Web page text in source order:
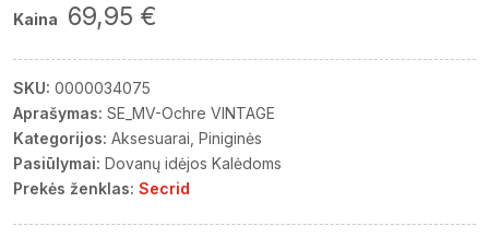
Kaina 69,95 €
SKU: 0000034075
Aprašymas: SE_MV-Ochre VINTAGE
Kategorijos: Aksesuarai Piniginės
Pasiūlymai: Dovanų idėjos Kalėdoms
Prekės ženklas: Secrid